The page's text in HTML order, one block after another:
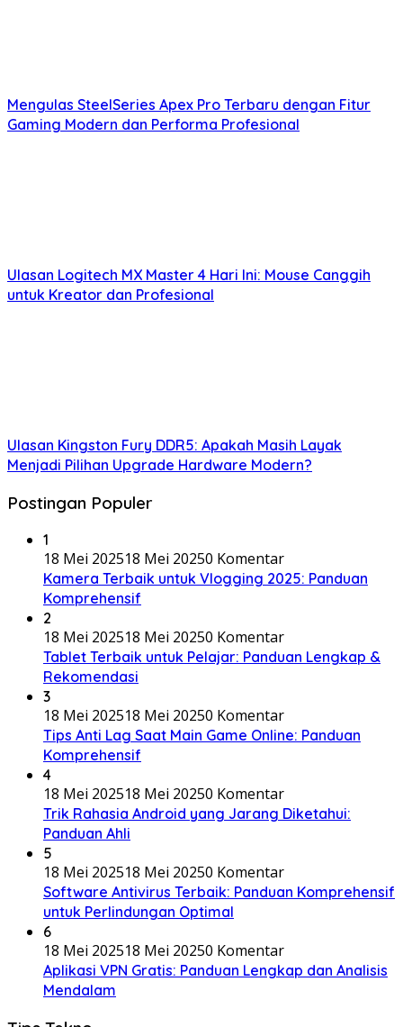
Mengulas SteelSeries Apex Pro Terbaru dengan Fitur
Gaming Modern dan Performa Profesional
Ulasan Logitech MX Master 4 Hari Ini: Mouse Canggih
untuk Kreator dan Profesional
Ulasan Kingston Fury DDR5: Apakah Masih Layak
Menjadi Pilihan Upgrade Hardware Modern?
Postingan Populer
1
18 Mei 202518 Mei 20250 Komentar
Kamera Terbaik untuk Vlogging 2025: Panduan
Komprehensif
2
18 Mei 202518 Mei 20250 Komentar
Tablet Terbaik untuk Pelajar: Panduan Lengkap &
Rekomendasi
3
18 Mei 202518 Mei 20250 Komentar
Tips Anti Lag Saat Main Game Online: Panduan
Komprehensif
4
18 Mei 202518 Mei 20250 Komentar
Trik Rahasia Android yang Jarang Diketahui:
Panduan Ahli
5
18 Mei 202518 Mei 20250 Komentar
Software Antivirus Terbaik: Panduan Komprehensif
untuk Perlindungan Optimal
6
18 Mei 202518 Mei 20250 Komentar
Aplikasi VPN Gratis: Panduan Lengkap dan Analisis
Mendalam